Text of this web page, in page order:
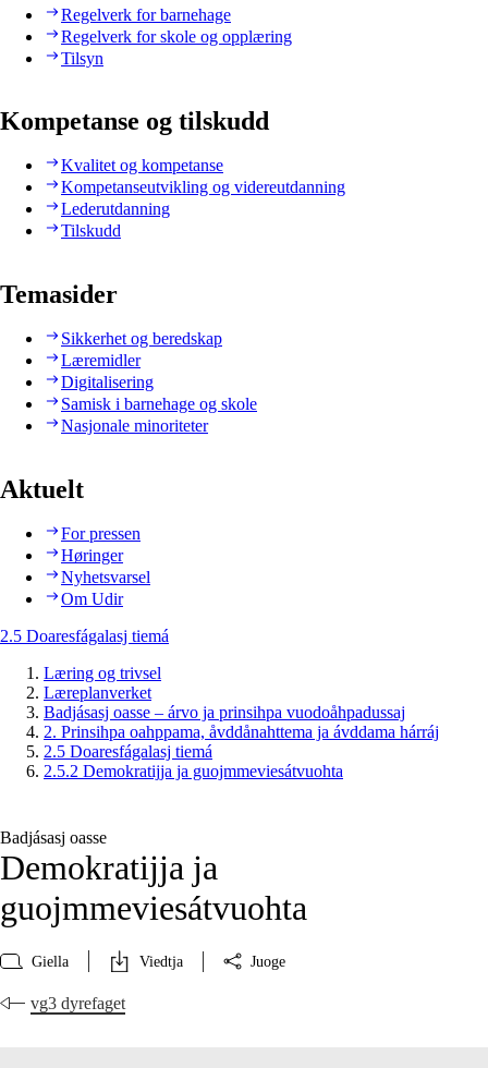
Regelverk for barnehage
Regelverk for skole og opplæring
Tilsyn
Kompetanse og tilskudd
Kvalitet og kompetanse
Kompetanseutvikling og videreutdanning
Lederutdanning
Tilskudd
Temasider
Sikkerhet og beredskap
Læremidler
Digitalisering
Samisk i barnehage og skole
Nasjonale minoriteter
Aktuelt
For pressen
Høringer
Nyhetsvarsel
Om Udir
2.5 Doaresfágalasj tiemá
Læring og trivsel
Læreplanverket
Badjásasj oasse – árvo ja prinsihpa vuodoåhpadussaj
2. Prinsihpa oahppama, åvddånahttema ja ávddama hárráj
2.5 Doaresfágalasj tiemá
2.5.2 Demokratijja ja guojmmeviesátvuohta
Badjásasj oasse
Demokratijja ja
guojmmeviesátvuohta
Giella Viedtja Juoge
vg3 dyrefaget